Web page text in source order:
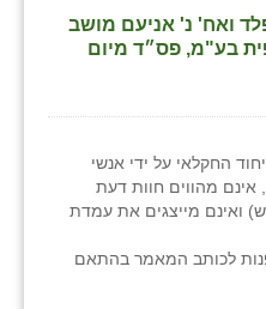
(נצרת) 42305-05-24 פלד ואח' נ' אניעם מושב
בע"מ, פס״ד מיום
החקלאי על ידי אנשי
מהווים חוות דעת
ואינם מייצגים את עמדת
לכותב המאמר בהתאם